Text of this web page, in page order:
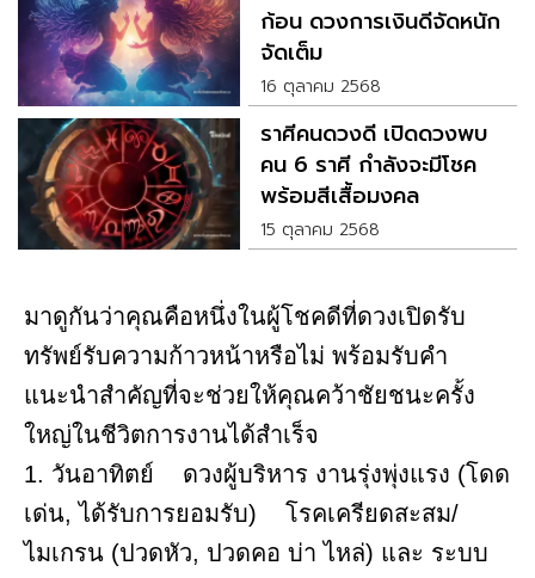
ก้อน ดวงการเงินดีจัดหนัก
จัดเต็ม
16 ตุลาคม 2568
ราศีคนดวงดี เปิดดวงพบ
คน 6 ราศี กำลังจะมีโชค
พร้อมสีเสื้อมงคล
15 ตุลาคม 2568
มาดูกันว่าคุณคือหนึ่งในผู้โชคดีที่ดวงเปิดรับ
ทรัพย์รับความก้าวหน้าหรือไม่ พร้อมรับคำ
แนะนำสำคัญที่จะช่วยให้คุณคว้าชัยชนะครั้ง
ใหญ่ในชีวิตการงานได้สำเร็จ
1. วันอาทิตย์ ดวงผู้บริหาร งานรุ่งพุ่งแรง (โดด
เด่น, ได้รับการยอมรับ) โรคเครียดสะสม/
ไมเกรน (ปวดหัว, ปวดคอ บ่า ไหล่) และ ระบบ